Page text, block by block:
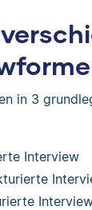
in 3
Interview